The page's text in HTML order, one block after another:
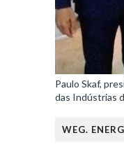
Paulo Skaf,
das Indústrias
WEG.